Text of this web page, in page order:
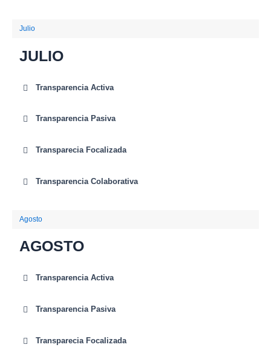
Julio
JULIO
Transparencia Activa
Transparencia Pasiva
Transparecia Focalizada
Transparencia Colaborativa
Agosto
AGOSTO
Transparencia Activa
Transparencia Pasiva
Transparecia Focalizada